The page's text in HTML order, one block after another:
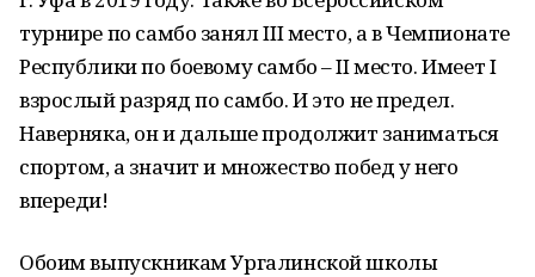
турнире по самбо занял III место, а в Чемпионате
Республики по боевому самбо – II место. Имеет I
взрослый разряд по самбо. И это не предел.
Наверняка, он и дальше продолжит заниматься
спортом, а значит и множество побед у него
впереди!
Обоим выпускникам Ургалинской школы